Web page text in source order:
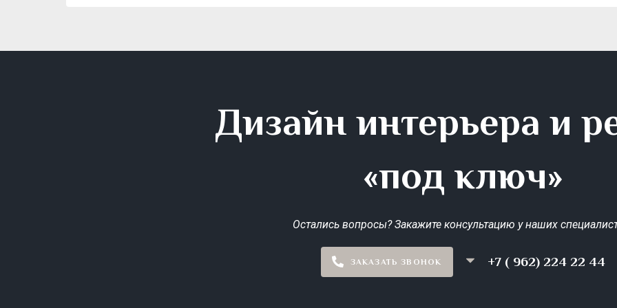
Дизайн интерьера и
«под ключ»
Остались вопросы? Закажите консультацию у наших
ЗАКАЗАТЬ ЗВОНОК +7 ( 962) 224 22 44